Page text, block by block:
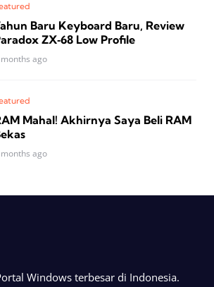
Baru Keyboard Baru, Review
ZX‑68 Low Profile
ago
Mahal! Akhirnya Saya Beli RAM
ago
Windows terbesar di Indonesia.